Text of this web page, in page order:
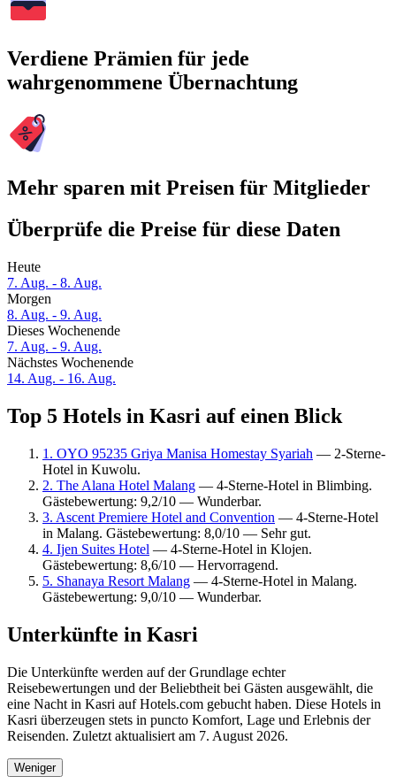
Verdiene Prämien für jede
wahrgenommene Übernachtung
Mehr sparen mit Preisen für Mitglieder
Überprüfe die Preise für diese Daten
Heute
7. Aug. - 8. Aug.
Morgen
8. Aug. - 9. Aug.
Dieses Wochenende
7. Aug. - 9. Aug.
Nächstes Wochenende
14. Aug. - 16. Aug.
Top 5 Hotels in Kasri auf einen Blick
1. OYO 95235 Griya Manisa Homestay Syariah — 2-Sterne-
Hotel in Kuwolu.
2. The Alana Hotel Malang — 4-Sterne-Hotel in Blimbing.
Gästebewertung: 9,2/10 — Wunderbar.
3. Ascent Premiere Hotel and Convention — 4-Sterne-Hotel
in Malang. Gästebewertung: 8,0/10 — Sehr gut.
4. Ijen Suites Hotel — 4-Sterne-Hotel in Klojen.
Gästebewertung: 8,6/10 — Hervorragend.
5. Shanaya Resort Malang — 4-Sterne-Hotel in Malang.
Gästebewertung: 9,0/10 — Wunderbar.
Unterkünfte in Kasri
Die Unterkünfte werden auf der Grundlage echter
Reisebewertungen und der Beliebtheit bei Gästen ausgewählt, die
eine Nacht in Kasri auf Hotels.com gebucht haben. Diese Hotels in
Kasri überzeugen stets in puncto Komfort, Lage und Erlebnis der
Reisenden. Zuletzt aktualisiert am 7. August 2026.
Weniger